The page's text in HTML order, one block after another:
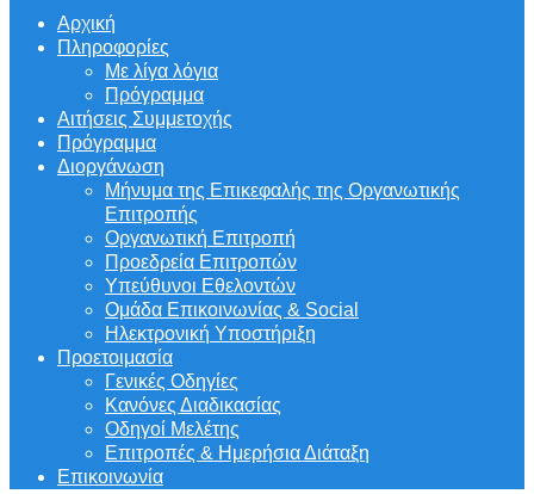
Αρχική
Πληροφορίες
Με λίγα λόγια
Πρόγραμμα
Αιτήσεις Συμμετοχής
Πρόγραμμα
Διοργάνωση
Μήνυμα της Επικεφαλής της Οργανωτικής
Επιτροπής
Οργανωτική Επιτροπή
Προεδρεία Επιτροπών
Υπεύθυνοι Εθελοντών
Ομάδα Επικοινωνίας & Social
Ηλεκτρονική Υποστήριξη
Προετοιμασία
Γενικές Οδηγίες
Κανόνες Διαδικασίας
Οδηγοί Μελέτης
Επιτροπές & Ημερήσια Διάταξη
Επικοινωνία